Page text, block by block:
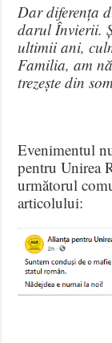
Dar diferența
darul Învierii.
ultimii ani,
Familia, am
trezește din
Evenimentul
pentru Unirea
următorul
articolului: